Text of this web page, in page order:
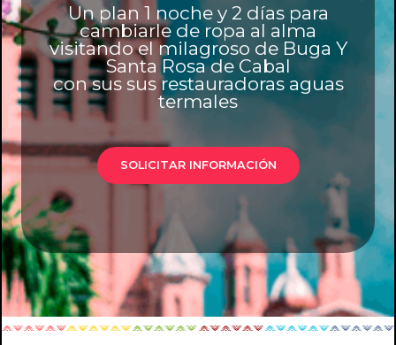
Un plan 1 noche y 2 días para
cambiarle de ropa al alma
visitando el milagroso de Buga Y
Santa Rosa de Cabal
con sus sus restauradoras aguas
termales
SOLICITAR INFORMACIÓN